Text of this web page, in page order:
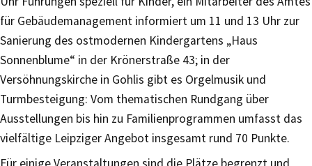
für Gebäudemanagement informiert um 11 und 13 Uhr zur
Sanierung des ostmodernen Kindergartens „Haus
Sonnenblume“ in der Krönerstraße 43; in der
Versöhnungskirche in Gohlis gibt es Orgelmusik und
Turmbesteigung: Vom thematischen Rundgang über
Ausstellungen bis hin zu Familienprogrammen umfasst das
vielfältige Leipziger Angebot insgesamt rund 70 Punkte.
Für einige Veranstaltungen sind die Plätze begrenzt und